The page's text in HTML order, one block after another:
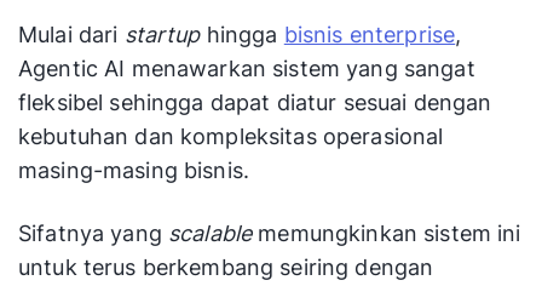
Mulai dari startuphingga bisnis enterprise,
Agentic AI menawarkan sistem yang sangat
fleksibel sehingga dapat diatur sesuai dengan
kebutuhan dan kompleksitas operasional
masing-masing bisnis.
Sifatnya yang scalablememungkinkan sistem ini
untuk terus berkembang seiring dengan